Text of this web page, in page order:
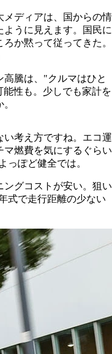
メディアは、国からの情
うに見えます。国民に
か黙って従ってきた。
高騰は、"クルマはひと
性も。少しでも家計を
考え方ですね。エコ運
燃費を気にするぐらい
っぽど健全では。
ングコストが安い。狙い
式で走行距離の少ない